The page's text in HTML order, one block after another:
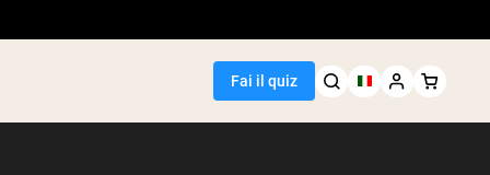
Fai il quiz